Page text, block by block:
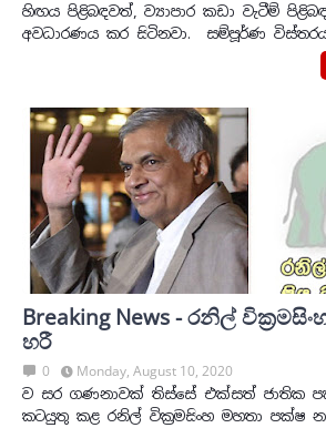
හිඟය පිළිබඳවත්, ව්‍යාපාර කඩා වැටීම්
අවධාරණය කර සිටිනවා. සම්පූර්ණ
Breaking News - රනිල්
හරී
0
Monday, August 10, 2020
ව සර ගණනාවක් තිස්සේ එක්සත් ජාතික
කටයුතු කළ රනිල් වික්‍රමසිංහ මහතා පක්ෂ